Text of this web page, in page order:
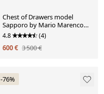
Chest of Drawers model
Sapporo by Mario Marenco
for Mobilgirgi, 70s
4.8 (4)
600 € 3 500 €
-76%